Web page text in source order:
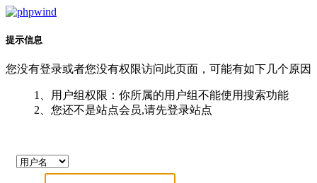
提示信息
您没有登录或者您没有权限访问此页面，可能有如下几个原因
1、用户组权限：你所属的用户组不能使用搜索功能
2、您还不是站点会员,请先登录站点